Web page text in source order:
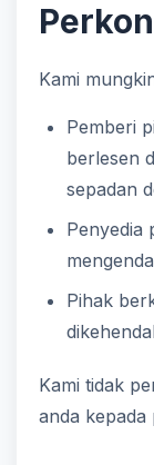
Kami
Pemberi
berlesen
sepadan
Penyedia
Pihak
Kami tidak
anda kepada